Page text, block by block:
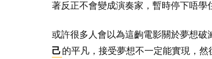
著反正不會變成演奏家，暫時停下唔學
或許很多人會以為這齣電影關於夢想
己 的平凡，接受夢想不一定能實現，然